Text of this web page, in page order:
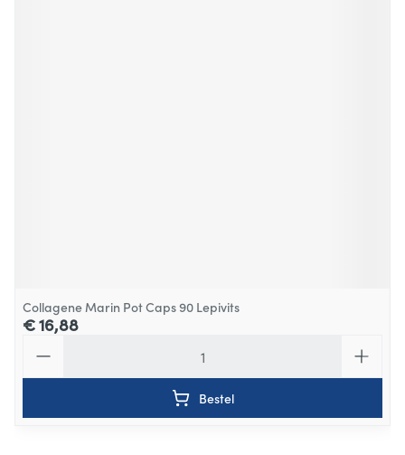
Collagene Marin Pot Caps 90 Lepivits
€ 16,88
Bestel